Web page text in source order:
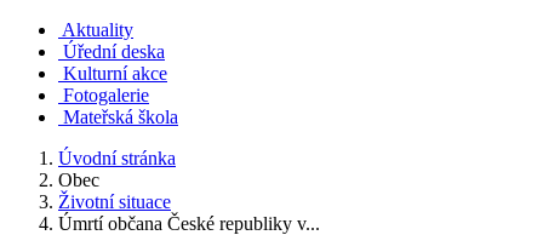
Aktuality
Úřední deska
Kulturní akce
Fotogalerie
Mateřská škola
Úvodní stránka
Obec
Životní situace
Úmrtí občana České republiky v...